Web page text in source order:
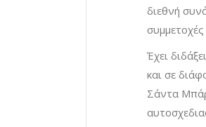
διεθνή
Έχει
και σε
Σάντα